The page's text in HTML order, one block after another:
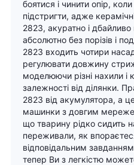
боятися і чинити опір,
підстригти, адже
2823, акуратно і
абсолютно без порізів і
2823 входить чотири
регулювати довжину
моделюючи різні нахили і
залежності від ділянки.
2823 від акумулятора, а
машинки з довгим
що тварину рідко сидить
переживали, як
відповідальним
тепер Ви з легкістю